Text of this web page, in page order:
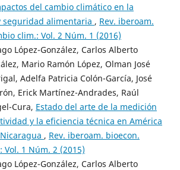
del cambio climático en la
alimentaria , Rev. iberoam.
clim.: Vol. 2 Núm. 1 (2016)
López-González, Carlos Alberto
Mario Ramón López, Olman José
Adelfa Patricia Colón-García, José
Erick Martínez-Andrades, Raúl
Cura, Estado del arte de la medición
y la eficiencia técnica en América
, Rev. iberoam. bioecon.
Vol. 1 Núm. 2 (2015)
López-González, Carlos Alberto